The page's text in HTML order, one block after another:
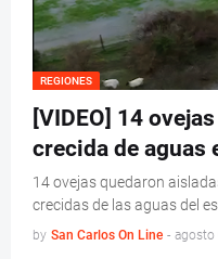
REGIONES
[VIDEO] 14
crecida de aguas
14 ovejas quedaron
crecidas de las aguas del
by San Carlos On Line - agosto